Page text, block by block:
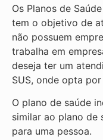
Os Planos de
tem o objetivo de
não possuem
trabalha em
deseja ter um
SUS, onde opta
O plano de saúde
similar ao plano de
para uma pessoa.